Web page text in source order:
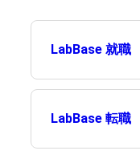
LabBase 就職
LabBase 転職